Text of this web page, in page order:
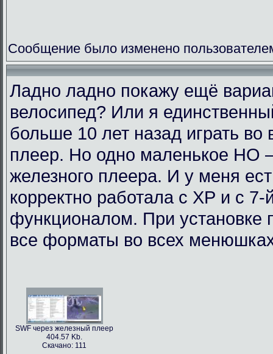
Сообщение было изменено
Ладно ладно покажу ещё
велосипед? Или я
больше 10 лет назад играть
плеер. Но одно маленькое НО
железного плеера. И у меня
корректно работала с ХР и с
функционалом. При установке
все форматы во всех
SWF через железный плеер
404.57 Kb.
Скачано: 111